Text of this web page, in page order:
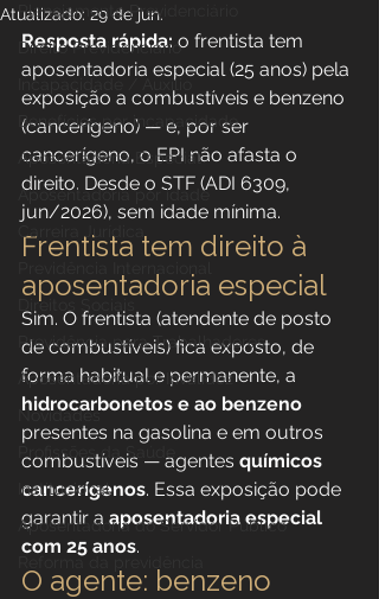
Planejamento Previdenciário
Direito Previdenciário
Incapacidade / Auxílio
Benefícios por incapacidade
Aposentadoria Especial
Aposentadoria por idade
Carreira Jurídica
Direitos Sociais
Previdência para Trabalhadores
Aposentadoria por Invalidez
Novidades
Profissões da Saúde
Institucional
Aposentadoria do Servidor Público
Reforma da previdência
Atualizado: 29 de jun.
Resposta rápida: o frentista tem
aposentadoria especial (25 anos) pela
exposição a combustíveis e benzeno
(cancerígeno) — e, por ser
cancerígeno, o EPI não afasta o
direito. Desde o STF (ADI 6309,
jun/2026), sem idade mínima.
Frentista tem direito à
aposentadoria especial
Sim. O frentista (atendente de posto
de combustíveis) fica exposto, de
forma habitual e permanente, a
hidrocarbonetos e ao benzeno
presentes na gasolina e em outros
combustíveis — agentes químicos
cancerígenos. Essa exposição pode
garantir a aposentadoria especial
com 25 anos.
O agente: benzeno